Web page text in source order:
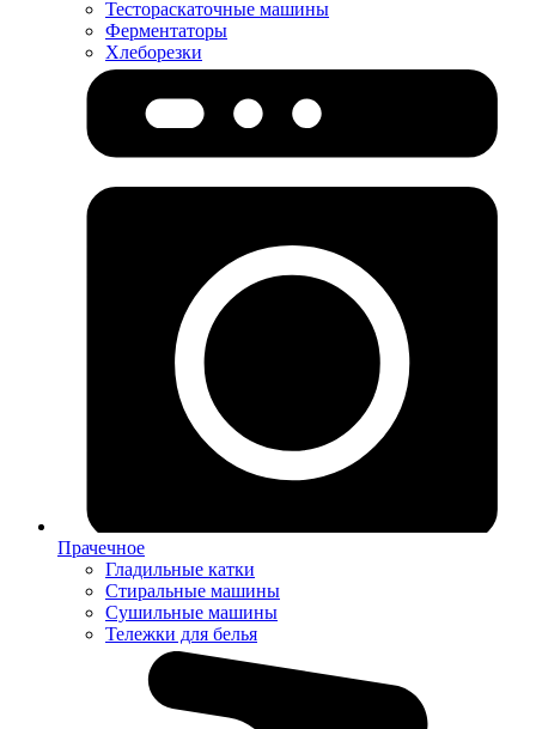
Тестораскаточные машины
Ферментаторы
Хлеборезки
Прачечное
Гладильные катки
Стиральные машины
Сушильные машины
Тележки для белья